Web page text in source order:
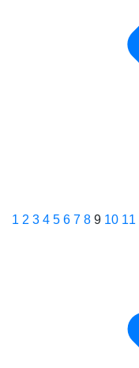
1 2 3 4 5 6 7 8 9 10 11